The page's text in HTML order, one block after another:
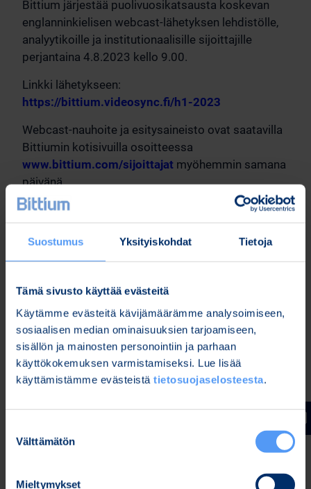
Suostumus Yksityiskohdat Tietoja
Tämä sivusto käyttää evästeitä
Käytämme evästeitä kävijämäärämme analysoimiseen,
sosiaalisen median ominaisuuksien tarjoamiseen,
sisällön ja mainosten personointiin ja parhaan
käyttökokemuksen varmistamiseksi. Lue lisää
käyttämistämme evästeistä tietosuojaselosteesta.
valinta
Välttämätön
Mieltymykset
Bittium järjestää puolivuosikatsausta koskevan
englanninkielisen webcast-lähetyksen lehdistölle,
analyytikoille ja institutionaalisille sijoittajille
perjantaina 4.8.2023 kello 9.00.
Linkki lähetykseen:
https://bittium.videosync.fi/h1-2023
Webcast-nauhoite ja esitysaineisto ovat saatavilla
Bittiumin kotisivuilla osoitteessa
www.bittium.com/sijoittajat myöhemmin samana
päivänä.
Oulussa, 28.7.2023
Viestintä- ja markkinointijohtaja
Puh. 040 344 2789
Jakelu:
www.bittium.com/sijoittajat